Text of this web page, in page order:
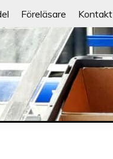
Föreläsare Kontakt